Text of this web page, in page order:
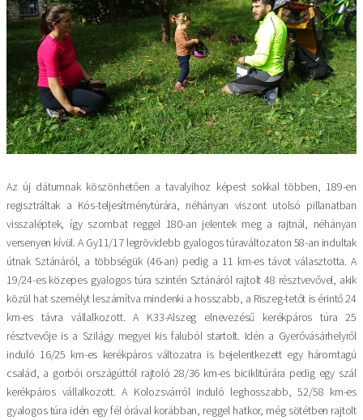
Az új dátumnak köszönhetően a tavalyihoz képest sokkal többen, 189-en
regisztráltak a Kós-teljesítménytúrára, néhányan viszont utolsó pillanatban
visszaléptek, így szombat reggel 180-an jelentek meg a rajtnál, néhányan
versenyen kívül. A Gy11/17 legrövidebb gyalogos túraváltozaton 58-an indultak
útnak Sztánáról, a többségük (46-an) pedig a 11 km-es távot választotta. A
19/24-es közepes gyalogos túra szintén Sztánáról rajtolt 48 résztvevővel, akik
közül hat személyt leszámítva mindenki a hosszabb, a Riszeg-tetőt is érintő 24
km-es távra vállalkozott. A K33-Alszeg elnevezésű kerékpáros túra 25
résztvevője is a Szilágy megyei kis faluból startolt. Idén a Gyerővásárhelyről
induló 16/25 km-es kerékpáros változatra is bejelentkezett egy háromtagú
család, a gorbói országúttól rajtoló 28/36 km-es biciklitúrára pedig egy szál
kerékpáros vállalkozott. A Kolozsvárról induló leghosszabb, 52/58 km-es
gyalogos túra idén egy fél órával korábban, reggel hatkor, még sötétben rajtolt